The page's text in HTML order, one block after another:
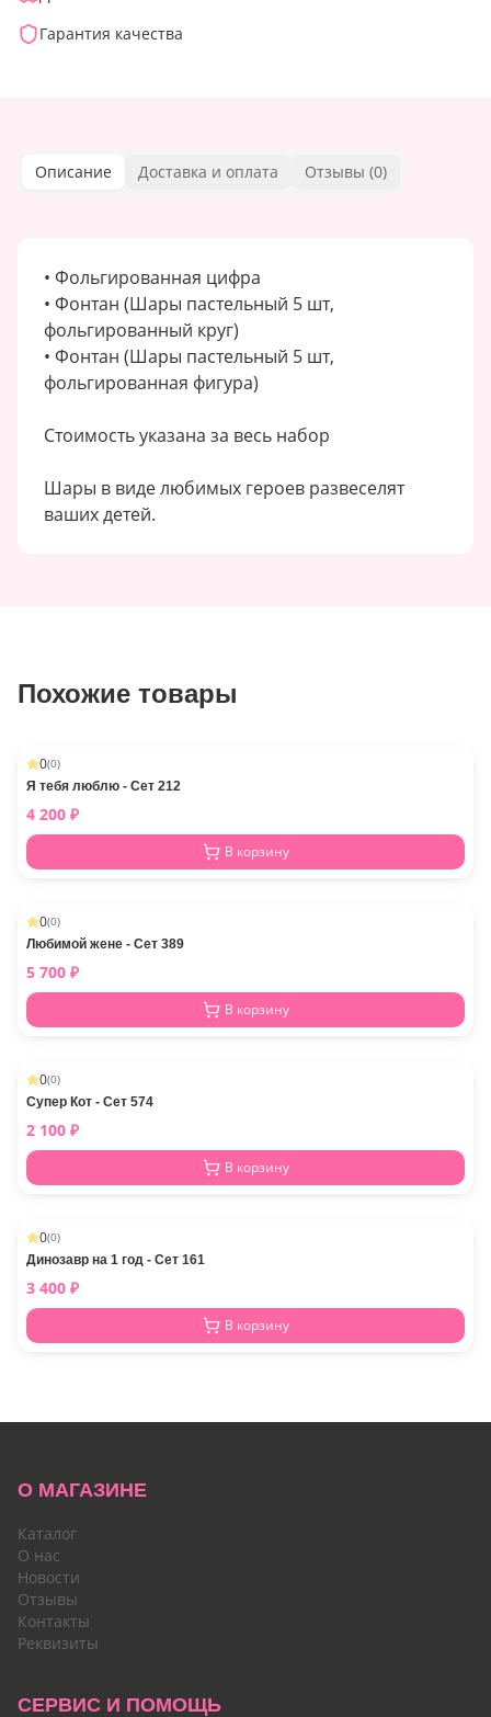
Гарантия качества
Описание Доставка и оплата Отзывы (0)
• Фольгированная цифра
• Фонтан (Шары пастельный 5 шт,
фольгированный круг)
• Фонтан (Шары пастельный 5 шт,
фольгированная фигура)
Стоимость указана за весь набор
Шары в виде любимых героев развеселят
ваших детей.
Похожие товары
0(0)
Я тебя люблю - Сет 212
4 200 ₽
В корзину
0(0)
Любимой жене - Сет 389
5 700 ₽
В корзину
0(0)
Супер Кот - Сет 574
2 100 ₽
В корзину
0(0)
Динозавр на 1 год - Сет 161
3 400 ₽
В корзину
О МАГАЗИНЕ
Каталог
О нас
Новости
Отзывы
Контакты
Реквизиты
СЕРВИС И ПОМОЩЬ